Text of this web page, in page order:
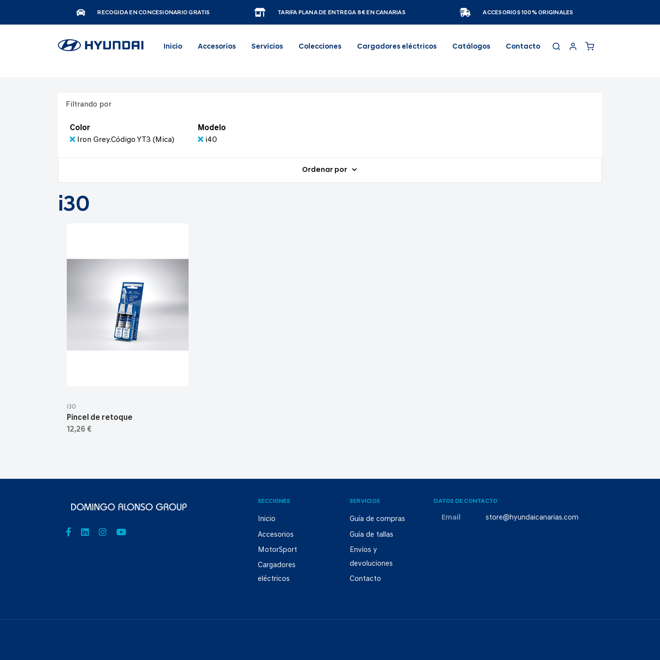
RECOGIDA EN CONCESIONARIO GRATIS TARIFA PLANA DE ENTREGA 8€ EN CANARIAS ACCESORIOS 100% ORIGINALES
Inicio Accesorios Servicios Colecciones Cargadores eléctricos Catálogos Contacto
Filtrando por
Color
Iron Grey.Código YT3 (Mica)
Modelo
i40
Ordenar por
i30
i30
Pincel de retoque
12,26 €
SECCIONES
Inicio
Accesorios
MotorSport
Cargadores
eléctricos
SERVICIOS
Guía de compras
Guía de tallas
Envíos y
devoluciones
Contacto
DATOS DE CONTACTO
Email store@hyundaicanarias.com